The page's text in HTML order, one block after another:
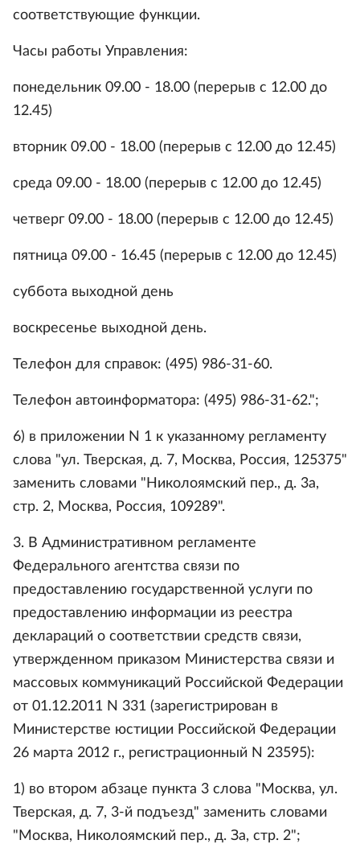
соответствующие функции.
Часы работы Управления:
понедельник 09.00 - 18.00 (перерыв с 12.00 до
12.45)
вторник 09.00 - 18.00 (перерыв с 12.00 до 12.45)
среда 09.00 - 18.00 (перерыв с 12.00 до 12.45)
четверг 09.00 - 18.00 (перерыв с 12.00 до 12.45)
пятница 09.00 - 16.45 (перерыв с 12.00 до 12.45)
суббота выходной день
воскресенье выходной день.
Телефон для справок: (495) 986-31-60.
Телефон автоинформатора: (495) 986-31-62.";
6) в приложении N 1 к указанному регламенту
слова "ул. Тверская, д. 7, Москва, Россия, 125375"
заменить словами "Николоямский пер., д. 3а,
стр. 2, Москва, Россия, 109289".
3. В Административном регламенте
Федерального агентства связи по
предоставлению государственной услуги по
предоставлению информации из реестра
деклараций о соответствии средств связи,
утвержденном приказом Министерства связи и
массовых коммуникаций Российской Федерации
от 01.12.2011 N 331 (зарегистрирован в
Министерстве юстиции Российской Федерации
26 марта 2012 г., регистрационный N 23595):
1) во втором абзаце пункта 3 слова "Москва, ул.
Тверская, д. 7, 3-й подъезд" заменить словами
"Москва, Николоямский пер., д. За, стр. 2";